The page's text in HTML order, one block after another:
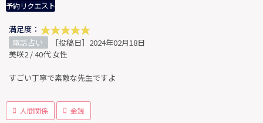
予約リクエスト
満足度：
電話占い
［投稿日］2024年02月18日
美咲2 / 40代 女性
すごい丁寧で素敵な先生ですよ
人間関係 金銭